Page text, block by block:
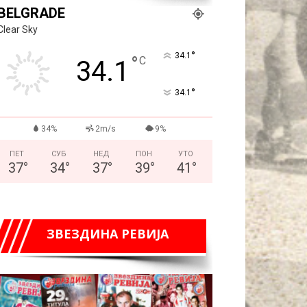
Sky
34.1 °C 34.1 °
34.1 °
34% 2m/s 9%
ПЕТ
37°
СУБ
34°
НЕД
37°
ПОН
39°
УТО
41 °
ЗВЕЗДИНА РЕВИЈА